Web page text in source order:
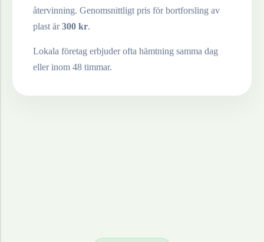
återvinning. Genomsnittligt pris för bortforsling av
plast är300 kr.
Lokala företag erbjuder ofta hämtning samma dag
eller inom 48 timmar.